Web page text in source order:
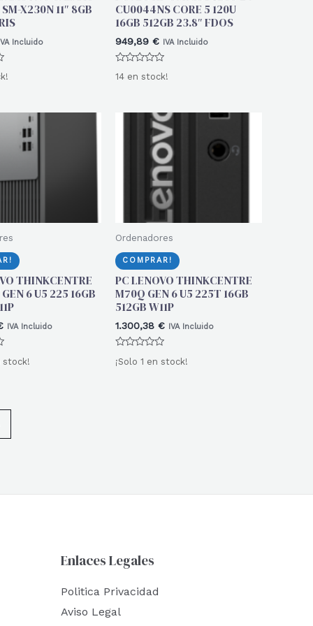
X230N 11″ 8GB
Incluido
CU0044NS CORE 5 120U
16GB 512GB 23.8″ FDOS
949,89€ IVA Incluido
con
14 en stock!
THINKCENTRE
6 U5 225 16GB
IVA Incluido
stock!
Ordenadores
COMPRAR!
PC LENOVO THINKCENTRE
M70Q GEN 6 U5 225T 16GB
512GB W11P
1.300,38€ IVA Incluido
con
¡Solo 1 en stock!
Enlaces Legales
Politica Privacidad
Aviso Legal